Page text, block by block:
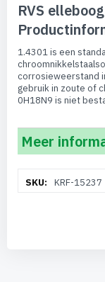
RVS
1.4301 is een
corrosieweerstand
gebruik in zoute of
0H18N9 is niet
Meer
informatieKRF-15237